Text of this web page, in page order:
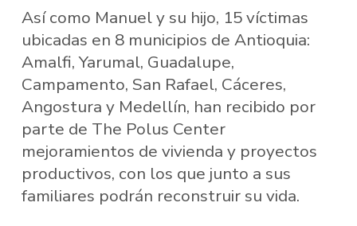
Así como Manuel y su hijo, 15 víctimas
ubicadas en 8 municipios de Antioquia:
Amalfi, Yarumal, Guadalupe,
Campamento, San Rafael, Cáceres,
Angostura y Medellín, han recibido por
parte de The Polus Center
mejoramientos de vivienda y proyectos
productivos, con los que junto a sus
familiares podrán reconstruir su vida.